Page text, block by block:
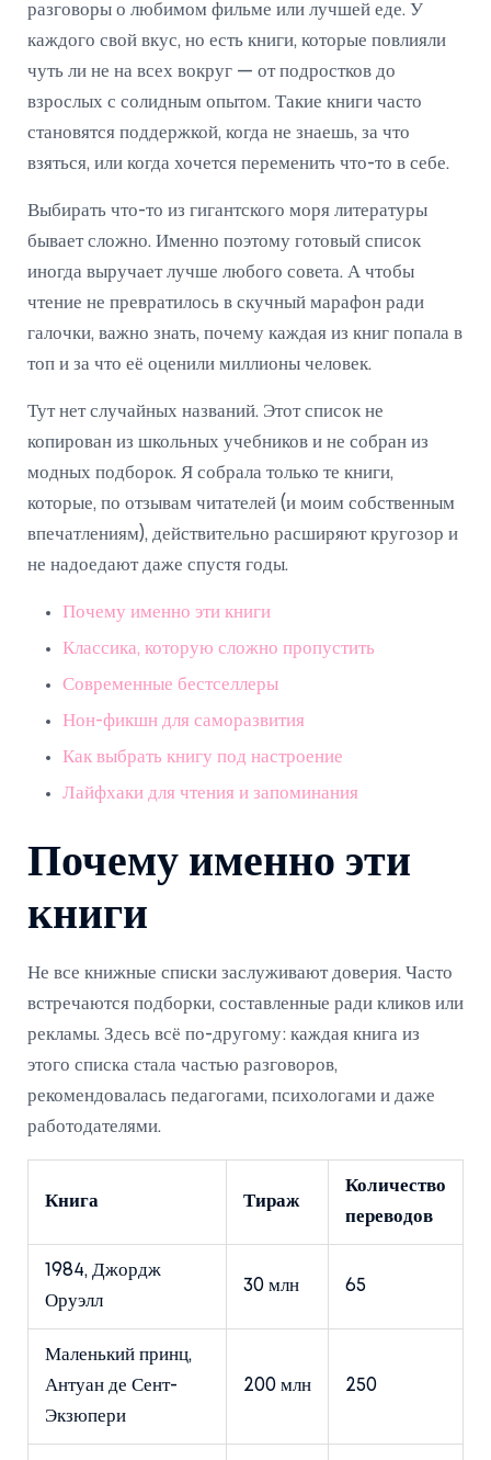
разговоры о любимом фильме или лучшей еде. У
каждого свой вкус, но есть книги, которые повлияли
чуть ли не на всех вокруг — от подростков до
взрослых с солидным опытом. Такие книги часто
становятся поддержкой, когда не знаешь, за что
взяться, или когда хочется переменить что-то в себе.
Выбирать что-то из гигантского моря литературы
бывает сложно. Именно поэтому готовый список
иногда выручает лучше любого совета. А чтобы
чтение не превратилось в скучный марафон ради
галочки, важно знать, почему каждая из книг попала в
топ и за что её оценили миллионы человек.
Тут нет случайных названий. Этот список не
копирован из школьных учебников и не собран из
модных подборок. Я собрала только те книги,
которые, по отзывам читателей (и моим собственным
впечатлениям), действительно расширяют кругозор и
не надоедают даже спустя годы.
Почему именно эти книги
Классика, которую сложно пропустить
Современные бестселлеры
Нон-фикшн для саморазвития
Как выбрать книгу под настроение
Лайфхаки для чтения и запоминания
Почему именно эти
книги
Не все книжные списки заслуживают доверия. Часто
встречаются подборки, составленные ради кликов или
рекламы. Здесь всё по-другому: каждая книга из
этого списка стала частью разговоров,
рекомендовалась педагогами, психологами и даже
работодателями.
Книга Тираж
Количество
переводов
1984, Джордж
Оруэлл
30 млн 65
Маленький принц,
Антуан де Сент-
Экзюпери
200 млн 250